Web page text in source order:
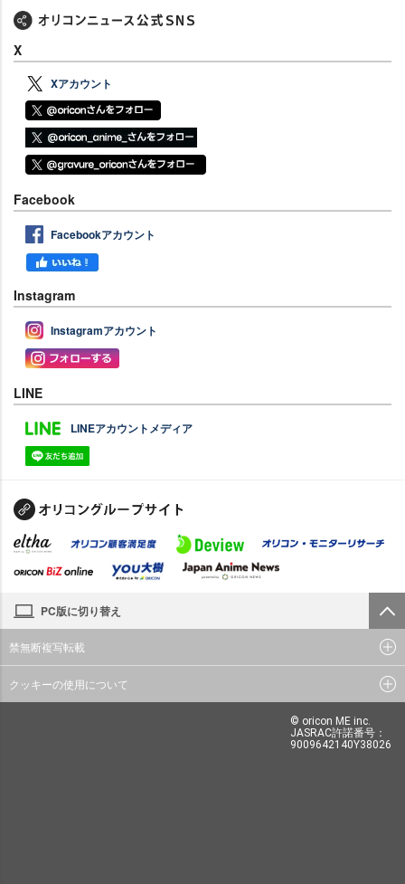
X
Xアカウント
Facebook
Facebookアカウント
Instagram
Instagramアカウント
LINE
LINEアカウントメディア
PC版に切り替え
禁無断複写転載
クッキーの使用について
© oricon ME inc.
JASRAC許諾番号：
9009642140Y38026